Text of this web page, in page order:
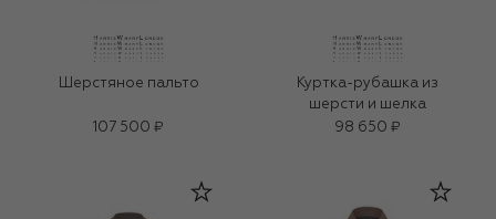
Шерстяное пальто
107 500 ₽
Куртка-рубашка из
шерсти и шелка
98 650 ₽